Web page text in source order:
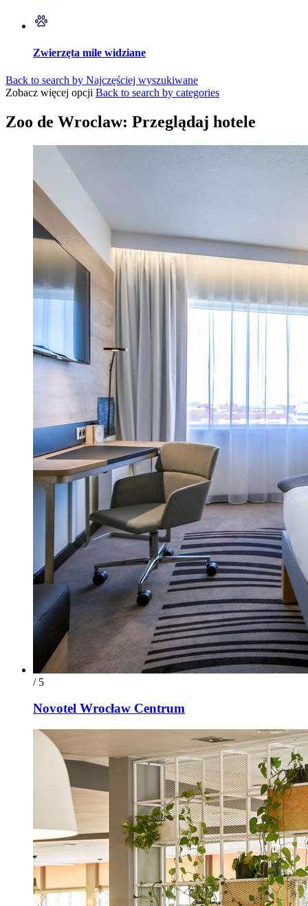
Zwierzęta mile widziane
Back to search by Najczęściej wyszukiwane
Zobacz więcej opcji Back to search by categories
Zoo de Wroclaw: Przeglądaj hotele
/ 5
Novotel Wrocław Centrum